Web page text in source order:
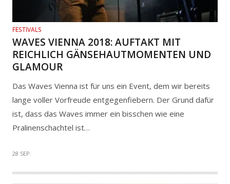
FESTIVALS
WAVES VIENNA 2018: AUFTAKT MIT
REICHLICH GÄNSEHAUTMOMENTEN UND
GLAMOUR
Das Waves Vienna ist für uns ein Event, dem wir bereits
lange voller Vorfreude entgegenfiebern. Der Grund dafür
ist, dass das Waves immer ein bisschen wie eine
Pralinenschachtel ist…
28 SEP.